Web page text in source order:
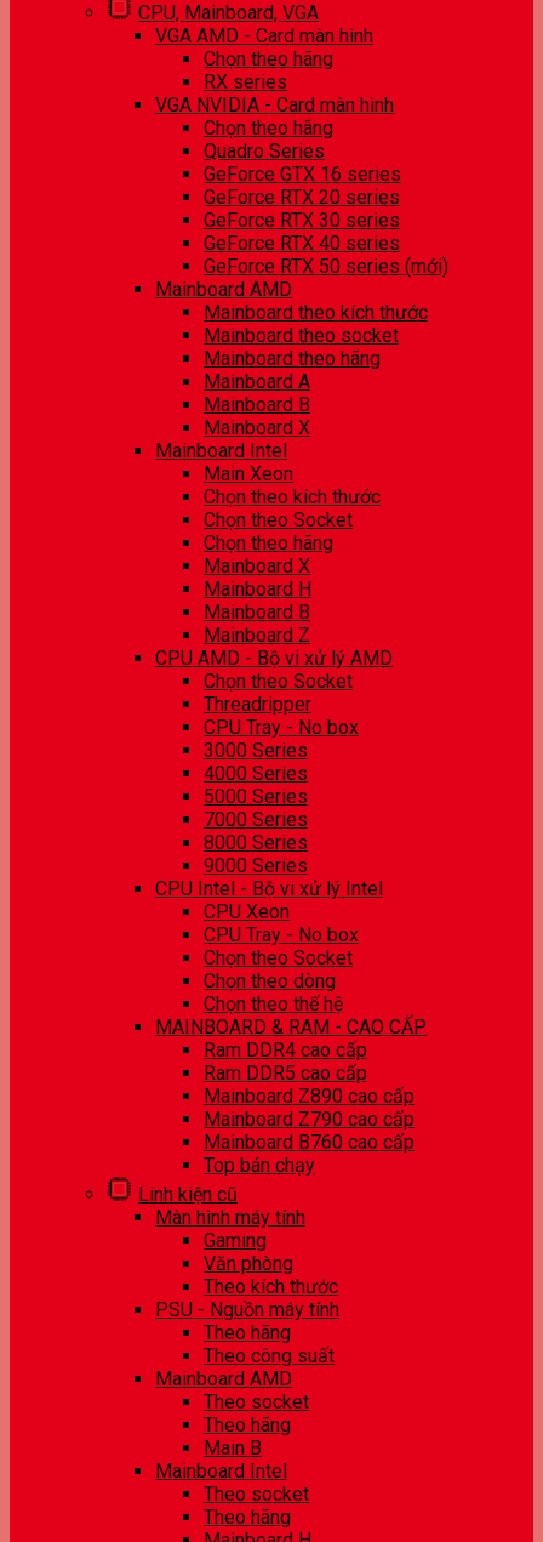
CPU, Mainboard, VGA
VGA AMD - Card màn hình
Chọn theo hãng
RX series
VGA NVIDIA - Card màn hình
Chọn theo hãng
Quadro Series
GeForce GTX 16 series
GeForce RTX 20 series
GeForce RTX 30 series
GeForce RTX 40 series
GeForce RTX 50 series (mới)
Mainboard AMD
Mainboard theo kích thước
Mainboard theo socket
Mainboard theo hãng
Mainboard A
Mainboard B
Mainboard X
Mainboard Intel
Main Xeon
Chọn theo kích thước
Chọn theo Socket
Chọn theo hãng
Mainboard X
Mainboard H
Mainboard B
Mainboard Z
CPU AMD - Bộ vi xử lý AMD
Chọn theo Socket
Threadripper
CPU Tray - No box
3000 Series
4000 Series
5000 Series
7000 Series
8000 Series
9000 Series
CPU Intel - Bộ vi xử lý Intel
CPU Xeon
CPU Tray - No box
Chọn theo Socket
Chọn theo dòng
Chọn theo thế hệ
MAINBOARD & RAM - CAO CẤP
Ram DDR4 cao cấp
Ram DDR5 cao cấp
Mainboard Z890 cao cấp
Mainboard Z790 cao cấp
Mainboard B760 cao cấp
Top bán chạy
Linh kiện cũ
Màn hình máy tính
Gaming
Văn phòng
Theo kích thước
PSU - Nguồn máy tính
Theo hãng
Theo công suất
Mainboard AMD
Theo socket
Theo hãng
Main B
Mainboard Intel
Theo socket
Theo hãng